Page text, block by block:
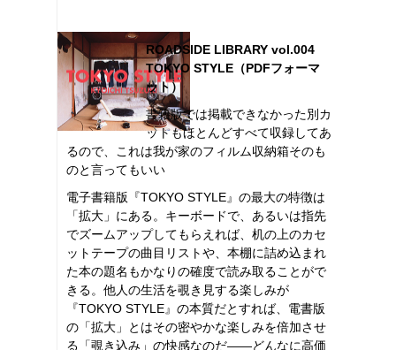
ROADSIDE LIBRARY vol.004
TOKYO STYLE（PDFフォーマ
ット）
書籍版では掲載できなかった別カ
ットもほとんどすべて収録してあ
るので、これは我が家のフィルム収納箱そのも
のと言ってもいい
電子書籍版『TOKYO STYLE』の最大の特徴は
「拡大」にある。キーボードで、あるいは指先
でズームアップしてもらえれば、机の上のカセ
ットテープの曲目リストや、本棚に詰め込まれ
た本の題名もかなりの確度で読み取ることがで
きる。他人の生活を覗き見する楽しみが
『TOKYO STYLE』の本質だとすれば、電書版
の「拡大」とはその密やかな楽しみを倍加させ
る「覗き込み」の快感なのだ――どんなに高価